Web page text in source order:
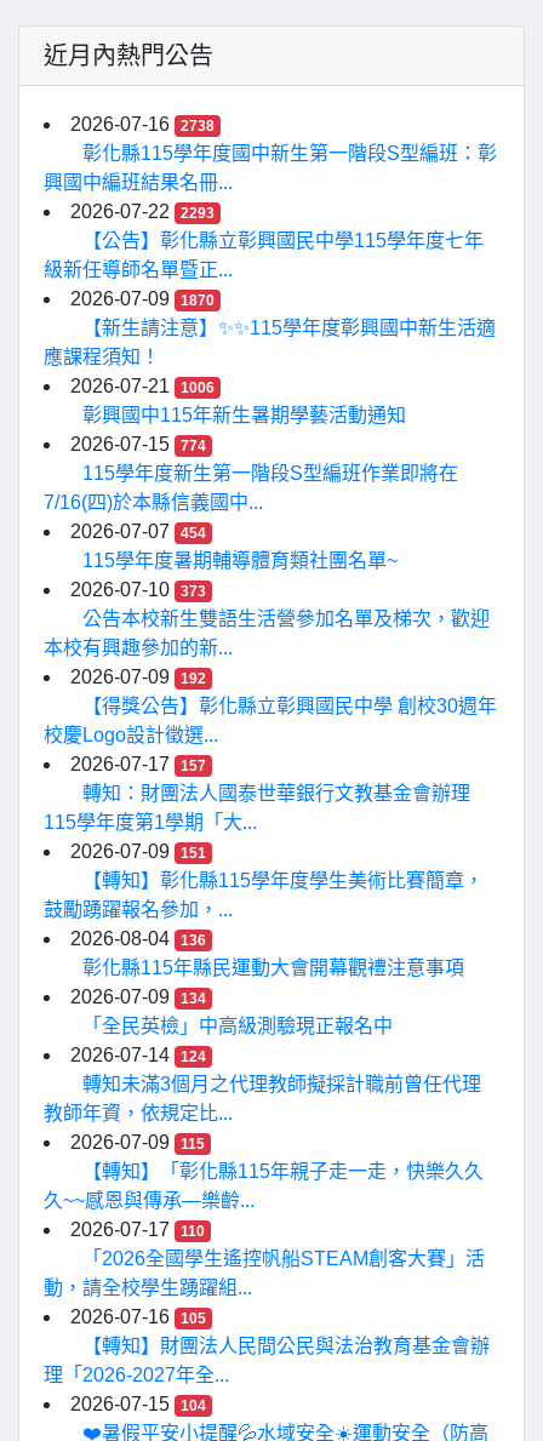
近月內熱門公告
2026-07-16 2738
彰化縣115學年度國中新生第一階段S型編班：彰
興國中編班結果名冊...
2026-07-22
2293
【公告】彰化縣立彰興國民中學115學年度七年
級新任導師名單暨正...
2026-07-09
1870
【新生請注意】✨✨115學年度彰興國中新生活適
應課程須知！
2026-07-21
1006
彰興國中115年新生暑期學藝活動通知
2026-07-15
774
115學年度新生第一階段S型編班作業即將在
7/16(四)於本縣信義國中...
2026-07-07
454
115學年度暑期輔導體育類社團名單~
2026-07-10
373
公告本校新生雙語生活營參加名單及梯次，歡迎
本校有興趣參加的新...
2026-07-09
192
【得獎公告】彰化縣立彰興國民中學 創校30週年
校慶Logo設計徵選...
2026-07-17
157
轉知：財團法人國泰世華銀行文教基金會辦理
115學年度第1學期「大...
2026-07-09
151
【轉知】彰化縣115學年度學生美術比賽簡章，
鼓勵踴躍報名參加，...
2026-08-04
136
彰化縣115年縣民運動大會開幕觀禮注意事項
2026-07-09
134
「全民英檢」中高級測驗現正報名中
2026-07-14
124
轉知未滿3個月之代理教師擬採計職前曾任代理
教師年資，依規定比...
2026-07-09
115
【轉知】「彰化縣115年親子走一走，快樂久久
久~~感恩與傳承—樂齡...
2026-07-17
110
「2026全國學生遙控帆船STEAM創客大賽」活
動，請全校學生踴躍組...
2026-07-16
105
【轉知】財團法人民間公民與法治教育基金會辦
理「2026-2027年全...
2026-07-15
104
❤️暑假平安小提醒💦水域安全☀️運動安全（防高